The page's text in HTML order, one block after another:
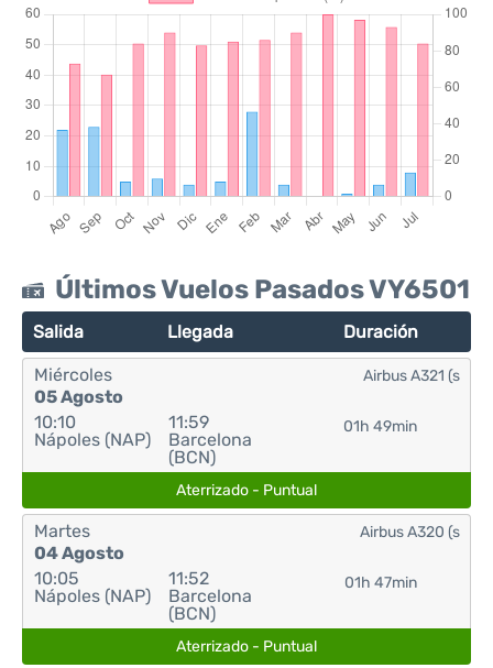
Últimos Vuelos Pasados VY6501
Salida Llegada Duración
Miércoles
05 Agosto
10:10
Nápoles (NAP)
11:59
Barcelona
(BCN)
01h 49min
Airbus A321 (s
Aterrizado - Puntual
Martes
04 Agosto
10:05
Nápoles (NAP)
11:52
Barcelona
(BCN)
01h 47min
Airbus A320 (s
Aterrizado - Puntual